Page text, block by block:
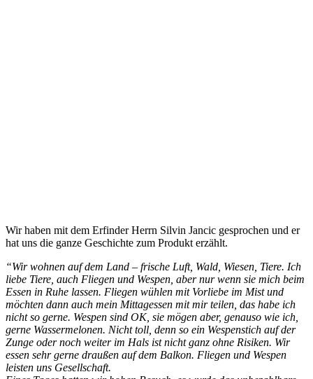
Wir haben mit dem Erfinder Herrn Silvin Jancic gesprochen und er
hat uns die ganze Geschichte zum Produkt erzählt.
“Wir wohnen auf dem Land – frische Luft, Wald, Wiesen, Tiere. Ich
liebe Tiere, auch Fliegen und Wespen, aber nur wenn sie mich beim
Essen in Ruhe lassen. Fliegen wühlen mit Vorliebe im Mist und
möchten dann auch mein Mittagessen mit mir teilen, das habe ich
nicht so gerne. Wespen sind OK, sie mögen aber, genauso wie ich,
gerne Wassermelonen. Nicht toll, denn so ein Wespenstich auf der
Zunge oder noch weiter im Hals ist nicht ganz ohne Risiken. Wir
essen sehr gerne draußen auf dem Balkon. Fliegen und Wespen
leisten uns Gesellschaft.